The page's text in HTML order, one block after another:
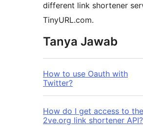
different link shortener
TinyURL.com.
Tanya Jawab
How to use Oauth with
Twitter?
How do I get access to the
2ve.org link shortener API?